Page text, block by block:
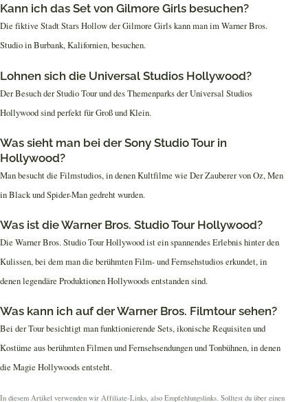
Kann ich das Set von Gilmore Girls besuchen?
Die fiktive Stadt Stars Hollow der Gilmore Girls kann man im Warner Bros.
Studio in Burbank, Kalifornien, besuchen.
Lohnen sich die Universal Studios Hollywood?
Der Besuch der Studio Tour und des Themenparks der Universal Studios
Hollywood sind perfekt für Groß und Klein.
Was sieht man bei der Sony Studio Tour in
Hollywood?
Man besucht die Filmstudios, in denen Kultfilme wie Der Zauberer von Oz, Men
in Black und Spider-Man gedreht wurden.
Was ist die Warner Bros. Studio Tour Hollywood?
Die Warner Bros. Studio Tour Hollywood ist ein spannendes Erlebnis hinter den
Kulissen, bei dem man die berühmten Film- und Fernsehstudios erkundet, in
denen legendäre Produktionen Hollywoods entstanden sind.
Was kann ich auf der Warner Bros. Filmtour sehen?
Bei der Tour besichtigt man funktionierende Sets, ikonische Requisiten und
Kostüme aus berühmten Filmen und Fernsehsendungen und Tonbühnen, in denen
die Magie Hollywoods entsteht.
In diesem Artikel verwenden wir Affiliate-Links, also Empfehlungslinks. Solltest du über einen